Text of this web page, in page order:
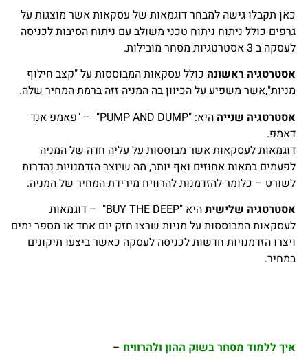
כאן תקבלו גישה למבחר דוגמאות של עסקאות אשר מוצגות על
גרפים כולל ניתוח ניתוח טכני משולב עם ניתוח הסיבות לכניסה
לעסקה ב 3 אסטרטגיות מסחר מובילות.
אסטרטגיה ראשונהכולל עסקאות המבוססות על "קצב חילוף
מניות",אשר משפיע על הכיוון בה המניה זזה ברמת המחיר שלה.
אסטרטגיה שנייה
היא: "PUMP AND DUMP" – "פאמפ אנד
דאמפ.
דוגמאות לעסקאות אשר מבוססות על עליה חדה של המניה
לפעמים במאות אחוזים ואף יותר, מה שיוצר הזדמנויות נהדרות
לשורט – כלומר להזדמנות להרוויח מירידת המחיר של המניה.
אסטרטגיה שלישית
היא "BUY THE DEEP" – דוגמאות
לעסקאות המבוססות על מניות שרצו חזק יום אחד או מספר ימים
ויצרו הזדמנויות חדשות לכניסה לעסקה כאשר ביצעו תיקונים
במחיר.
איך ללמוד מסחר בשוק ההון ולהרוויח–